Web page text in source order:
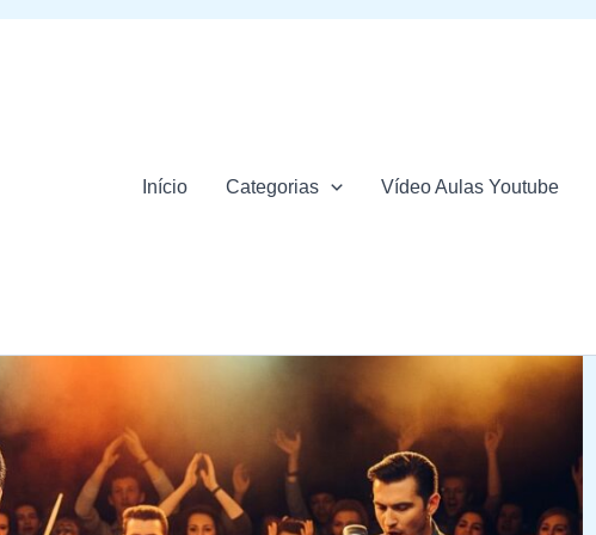
Início Categorias Vídeo Aulas Youtube